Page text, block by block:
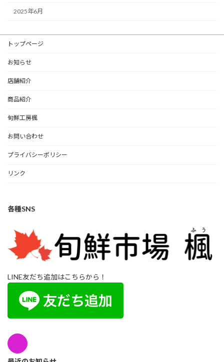
2025年6月
トップページ
お知らせ
店舗紹介
商品紹介
旬鮮工房楓
お問い合わせ
プライバシーポリシー
リンク
各種SNS
LINE友だち追加はこちらから！